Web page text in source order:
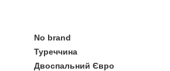
No brand
Туреччина
Двоспальний Євро